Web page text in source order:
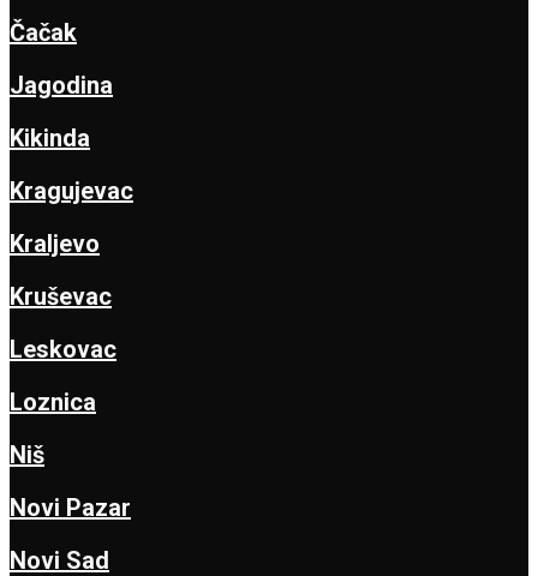
Čačak
Jagodina
Kikinda
Kragujevac
Kraljevo
Kruševac
Leskovac
Loznica
Niš
Novi Pazar
Novi Sad